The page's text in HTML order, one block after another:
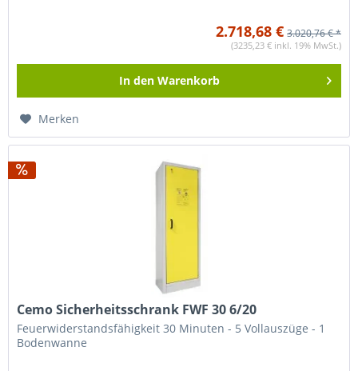
2.718,68 € 3.020,76 € *
(3235,23 € inkl. 19% MwSt.)
In den Warenkorb
Merken
Cemo Sicherheitsschrank FWF 30 6/20
Feuerwiderstandsfähigkeit 30 Minuten - 5 Vollauszüge - 1
Bodenwanne